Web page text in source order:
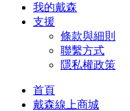
我的戴森
支援
條款與細則
聯繫方式
隱私權政策
首頁
戴森線上商城